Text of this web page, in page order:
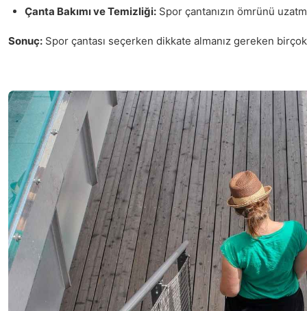
Çanta Bakımı ve Temizliği: Spor çantanızın ömrünü
Sonuç: Spor çantası seçerken dikkate almanız gereken